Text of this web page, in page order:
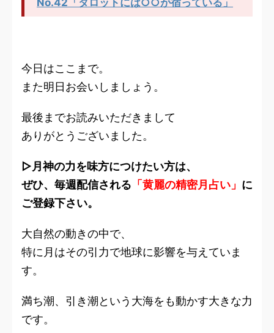
No.42「タロットには○○が宿っている」
今日はここまで。
また明日お会いしましょう。
最後までお読みいただきまして
ありがとうございました。
▷月神の力を味方につけたい方は、
ぜひ、毎週配信される 「黄麗の精密月占い」 に
ご登録下さい。
大自然の動きの中で、
特に月はその引力で地球に影響を与えていま
す。
満ち潮、引き潮という大海をも動かす大きな力
です。